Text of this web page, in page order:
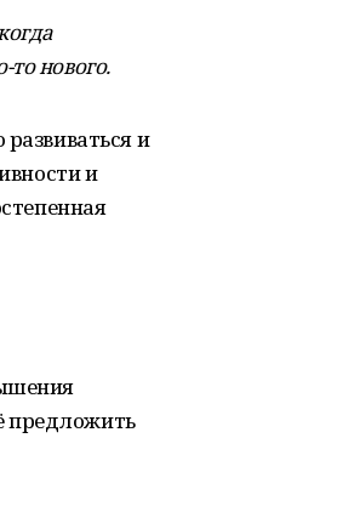
то нового.
и
и
предложить